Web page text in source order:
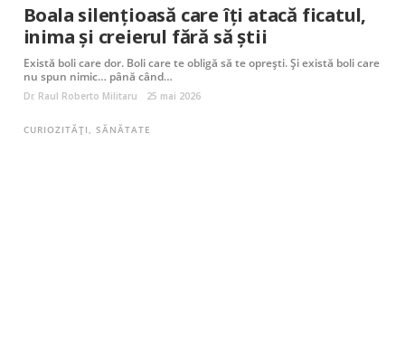
Boala silențioasă care îți atacă ficatul,
inima și creierul fără să știi
Există boli care dor. Boli care te obligă să te oprești. Și există boli care
nu spun nimic… până când…
Dr. Raul Roberto Militaru 25 mai 2026
CURIOZITĂȚI SĂNĂTATE